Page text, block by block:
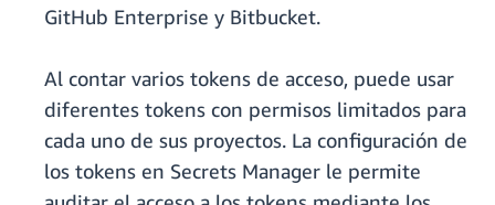
GitHub Enterprise y Bitbucket.
Al contar varios tokens de acceso, puede usar
diferentes tokens con permisos limitados para
cada uno de sus proyectos. La configuración de
los tokens en Secrets Manager le permite